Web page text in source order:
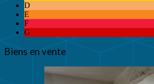
D
E
F
G
Biens en vente